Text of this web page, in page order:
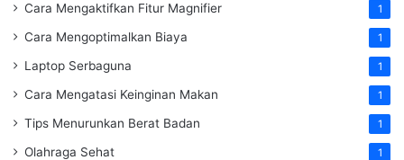
Cara Mengaktifkan Fitur Magnifier 1
Cara Mengoptimalkan Biaya 1
Laptop Serbaguna 1
Cara Mengatasi Keinginan Makan 1
Tips Menurunkan Berat Badan 1
Olahraga Sehat 1